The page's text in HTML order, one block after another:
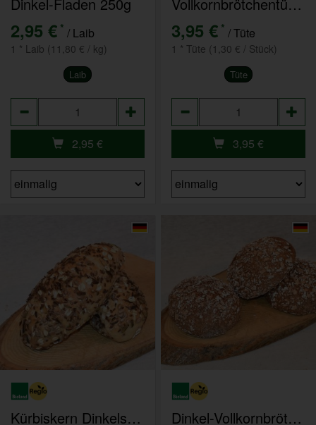
2,95 € * / Laib
1 * Laib (11,80 € / kg)
Laib
2,95 €
3,95 € * / Tüte
1 * Tüte (1,30 € / Stück)
Tüte
3,95 €
Kürbiskern Dinkelseele 2er Pack Dinkel-Vollkornbrötchen 3er Pack